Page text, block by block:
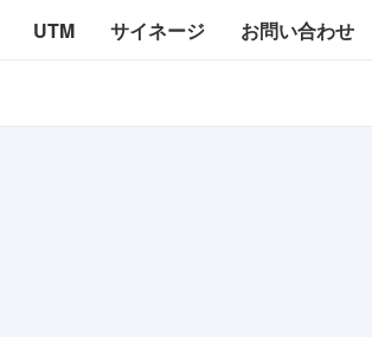
UTM サイネージ お問い合わせ